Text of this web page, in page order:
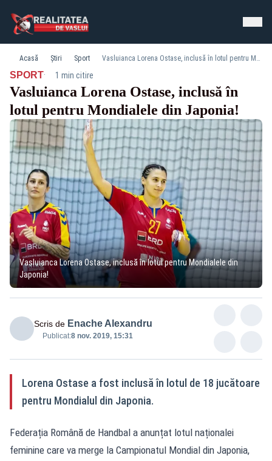
Acasă Știri Sport Vasluianca Lorena Ostase, inclusă în lotul pentru Mondialele din Japonia!
SPORT· 1 min citire
Vasluianca Lorena Ostase, inclusă în
lotul pentru Mondialele din Japonia!
Vasluianca Lorena Ostase, inclusă în lotul pentru Mondialele din
Japonia!
Scris de Enache Alexandru
Publicat:8 nov. 2019, 15:31
Lorena Ostase a fost inclusă în lotul de 18 jucătoare
pentru Mondialul din Japonia.
Federația Română de Handbal a anunțat lotul naționalei
feminine care va merge la Campionatul Mondial din Japonia,